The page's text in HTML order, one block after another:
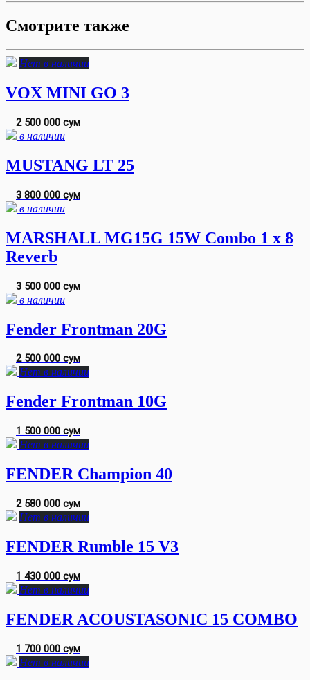
Смотрите также
Нет в наличии
VOX MINI GO 3
2 500 000 сум
в наличии
MUSTANG LT 25
3 800 000 сум
в наличии
MARSHALL MG15G 15W Combo 1 x 8
Reverb
3 500 000 сум
в наличии
Fender Frontman 20G
2 500 000 сум
Нет в наличии
Fender Frontman 10G
1 500 000 сум
Нет в наличии
FENDER Champion 40
2 580 000 сум
Нет в наличии
FENDER Rumble 15 V3
1 430 000 сум
Нет в наличии
FENDER ACOUSTASONIC 15 COMBO
1 700 000 сум
Нет в наличии